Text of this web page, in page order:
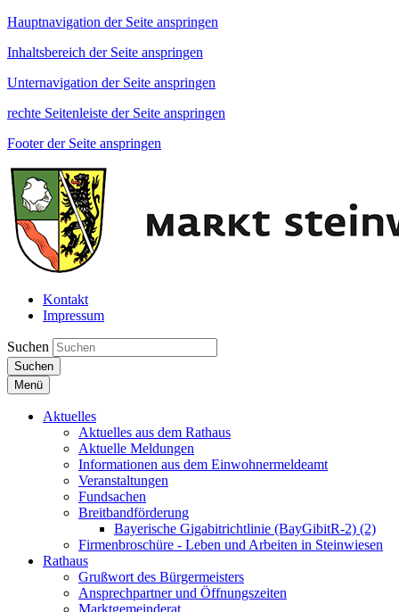
Hauptnavigation der Seite anspringen
Inhaltsbereich der Seite anspringen
Unternavigation der Seite anspringen
rechte Seitenleiste der Seite anspringen
Footer der Seite anspringen
Kontakt
Impressum
Suchen
Suchen
Menü
Aktuelles
Aktuelles aus dem Rathaus
Aktuelle Meldungen
Informationen aus dem Einwohnermeldeamt
Veranstaltungen
Fundsachen
Breitbandförderung
Bayerische Gigabitrichtlinie (BayGibitR-2) (2)
Firmenbroschüre - Leben und Arbeiten in Steinwiesen
Rathaus
Grußwort des Bürgermeisters
Ansprechpartner und Öffnungszeiten
Marktgemeinderat